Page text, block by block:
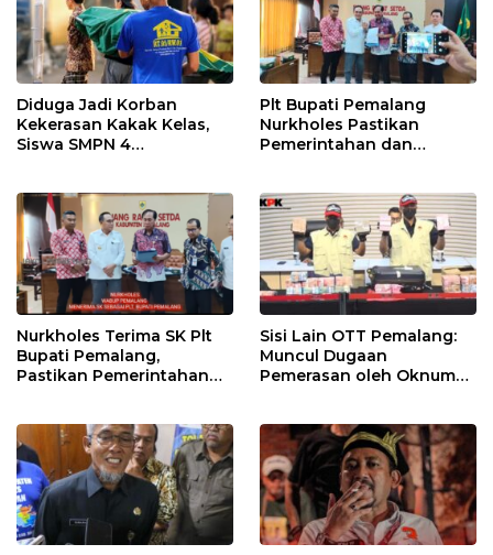
Diduga Jadi Korban
Kekerasan Kakak Kelas,
Siswa SMPN 4
Plt Bupati Pemalang
Nurkholes Pastikan
Pemerintahan dan
Nurkholes Terima SK Plt
Bupati Pemalang,
Pastikan Pemerintahan
Sisi Lain OTT Pemalang:
Muncul Dugaan
Pemerasan oleh Oknum